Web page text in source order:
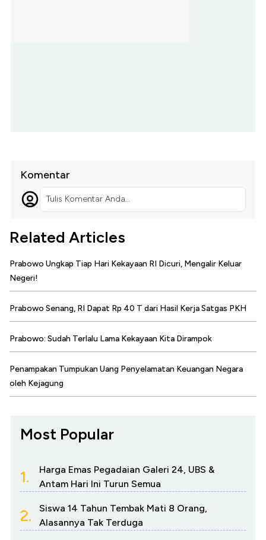
Komentar
Tulis Komentar Anda...
Related Articles
Prabowo Ungkap Tiap Hari Kekayaan RI Dicuri, Mengalir Keluar
Negeri!
Prabowo Senang, RI Dapat Rp 40 T dari Hasil Kerja Satgas PKH
Prabowo: Sudah Terlalu Lama Kekayaan Kita Dirampok
Penampakan Tumpukan Uang Penyelamatan Keuangan Negara
oleh Kejagung
Most Popular
1.
Harga Emas Pegadaian Galeri 24, UBS &
Antam Hari Ini Turun Semua
2.
Siswa 14 Tahun Tembak Mati 8 Orang,
Alasannya Tak Terduga